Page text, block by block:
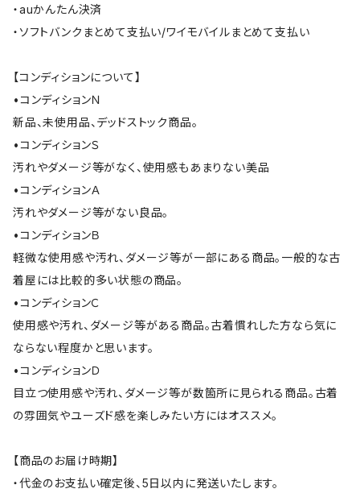
・auかんたん決済
・ソフトバンクまとめて支払い/ワイモバイルまとめて支払い
【コンディションについて】
•コンディションＮ
新品、未使用品、デッドストック商品。
•コンディションＳ
汚れやダメージ等がなく、使用感もあまりない美品
•コンディションＡ
汚れやダメージ等がない良品。
•コンディションＢ
軽微な使用感や汚れ、ダメージ等が一部にある商品。一般的な古
着屋には比較的多い状態の商品。
•コンディションＣ
使用感や汚れ、ダメージ等がある商品。古着慣れした方なら気に
ならない程度かと思います。
•コンディションＤ
目立つ使用感や汚れ、ダメージ等が数箇所に見られる商品。古着
の雰囲気やユーズド感を楽しみたい方にはオススメ。
【商品のお届け時期】
・代金のお支払い確定後、5日以内に発送いたします。